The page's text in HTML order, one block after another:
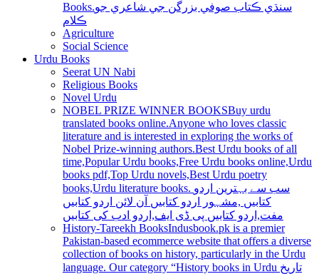
Books.سنڌي ڪتاب صوفي بزرگن جي شاعري جو
ڪلام
Agriculture
Social Science
Urdu Books
Seerat UN Nabi
Religious Books
Novel Urdu
NOBEL PRIZE WINNER BOOKSBuy urdu
translated books online.Anyone who loves classic
literature and is interested in exploring the works of
Nobel Prize-winning authors.Best Urdu books of all
time,Popular Urdu books,Free Urdu books online,Urdu
books pdf,Top Urdu novels,Best Urdu poetry
books,Urdu literature books. سب سے بہترین اردو
کتابیں ,مشہور اردو کتابیں آن لائن اردو کتابیں
مفت,اردو کتابیں پی ڈی ایف,اردو ادب کی کتابیں
History-Tareekh BooksIndusbook.pk is a premier
Pakistan-based ecommerce website that offers a diverse
collection of books on history, particularly in the Urdu
language. Our category “History books in Urdu تاریخ